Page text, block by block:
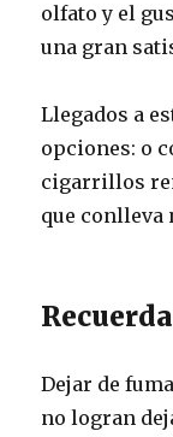
olfato y el
una gran
Llegados a
opciones: o
cigarrillos
que conlleva
Recuerda
Dejar de
no logran